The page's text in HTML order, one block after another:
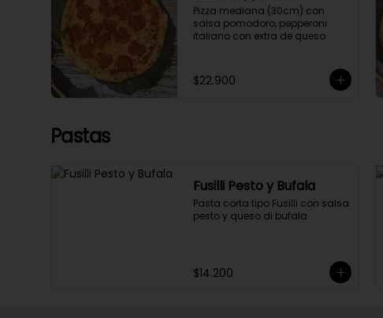
Pizza mediana (30cm) con
salsa pomodoro, pepperoni
italiano con extra de queso
$22.900
Pastas
Fusilli Pesto y Bufala
Pasta corta tipo Fusilli con salsa
pesto y queso di bufala
$14.200